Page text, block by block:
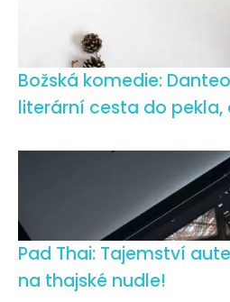
Božská komedie:
literární cesta do pekla,
Pad Thai: Tajemství
na thajské nudle!